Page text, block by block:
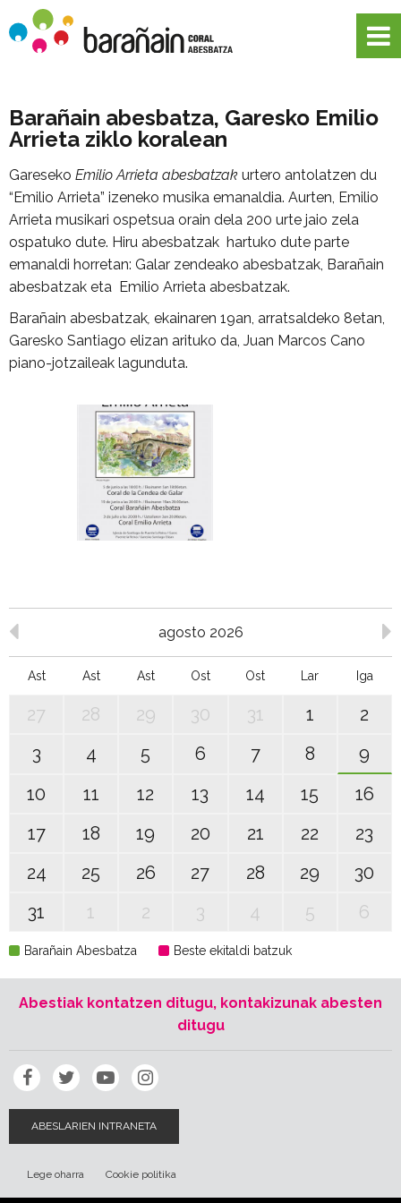
Barañain abesbatza, Garesko Emilio
Arrieta ziklo koralean
Gareseko Emilio Arrieta abesbatzak urtero antolatzen du
“Emilio Arrieta” izeneko musika emanaldia. Aurten, Emilio
Arrieta musikari ospetsua orain dela 200 urte jaio zela
ospatuko dute. Hiru abesbatzak hartuko dute parte
emanaldi horretan: Galar zendeako abesbatzak, Barañain
abesbatzak eta Emilio Arrieta abesbatzak.
Barañain abesbatzak, ekainaren 19an, arratsaldeko 8etan,
Garesko Santiago elizan arituko da, Juan Marcos Cano
piano-jotzaileak lagunduta.
agosto 2026
Ast Ast Ast Ost Ost Lar Iga
27 28 29 30 31 1
2
3
4 5 6 7 8
9
10
11 12 13 14 15
16
17
18 19 20 21 22
23
24
25 26 27 28 29
30
31
1 2 3 4 5 6
Barañain Abesbatza Beste ekitaldi batzuk
Abestiak kontatzen ditugu, kontakizunak abesten
ditugu
ABESLARIEN INTRANETA
Lege oharra Cookie politika